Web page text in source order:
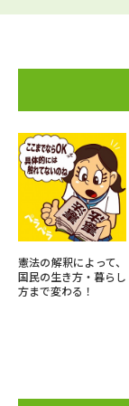
憲法の解釈によって、
国民の生き方・暮らし
方まで変わる！